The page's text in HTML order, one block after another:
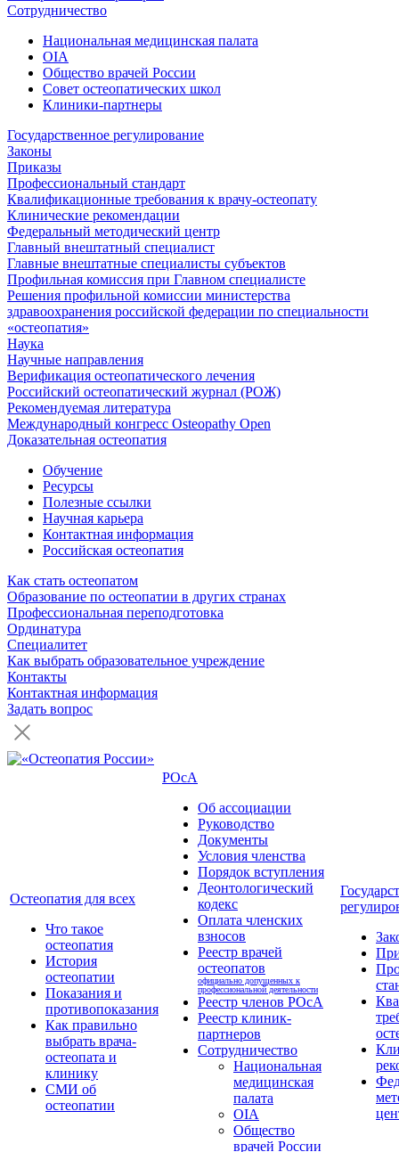
Сотрудничество
Национальная медицинская палата
OIA
Общество врачей России
Совет остеопатических школ
Клиники-партнеры
Государственное регулирование
Законы
Приказы
Профессиональный стандарт
Квалификационные требования к врачу-остеопату
Клинические рекомендации
Федеральный методический центр
Главный внештатный специалист
Главные внештатные специалисты субъектов
Профильная комиссия при Главном специалисте
Решения профильной комиссии министерства
здравоохранения российской федерации по специальности
«остеопатия»
Наука
Научные направления
Верификация остеопатического лечения
Российский остеопатический журнал (РОЖ)
Рекомендуемая литература
Международный конгресс Osteopathy Open
Доказательная остеопатия
Обучение
Ресурсы
Полезные ссылки
Научная карьера
Контактная информация
Российская остеопатия
Как стать остеопатом
Образование по остеопатии в других странах
Профессиональная переподготовка
Ординатура
Специалитет
Как выбрать образовательное учреждение
Контакты
Контактная информация
Задать вопрос
Остеопатия для всех
Что такое
остеопатия
История
остеопатии
Показания и
противопоказания
Как правильно
выбрать врача-
остеопата и
клинику
СМИ об
остеопатии
РОсА
Об ассоциации
Руководство
Документы
Условия членства
Порядок вступления
Деонтологический
кодекс
Оплата членских
взносов
Реестр врачей
остеопатов
официально допущенных к
профессиональной деятельности
Реестр членов РОсА
Реестр клиник-
партнеров
Сотрудничество
Национальная
медицинская
палата
OIA
Общество
врачей России